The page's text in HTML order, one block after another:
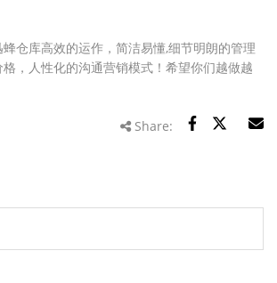
仓库高效的运作，简洁易懂,细节明朗的管理
，人性化的沟通营销模式！希望你们越做越
Share: